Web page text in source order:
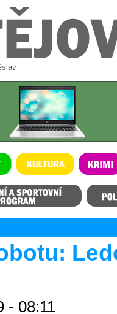
KULTURA KRIMI
- 08:11